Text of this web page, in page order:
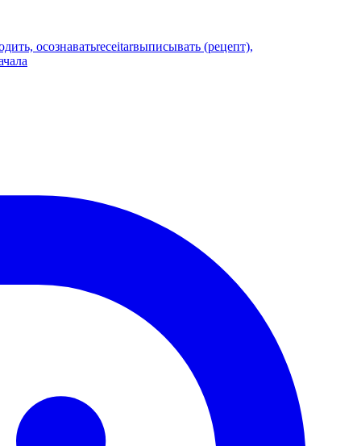
осознаватьreceitarвыписывать (рецепт),